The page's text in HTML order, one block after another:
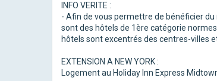
INFO VERITE :
- Afin de vous permettre de bénéficier
sont des hôtels de 1ère catégorie
hôtels sont excentrés des centres-villes
EXTENSION A NEW YORK :
Logement au Holiday Inn Express